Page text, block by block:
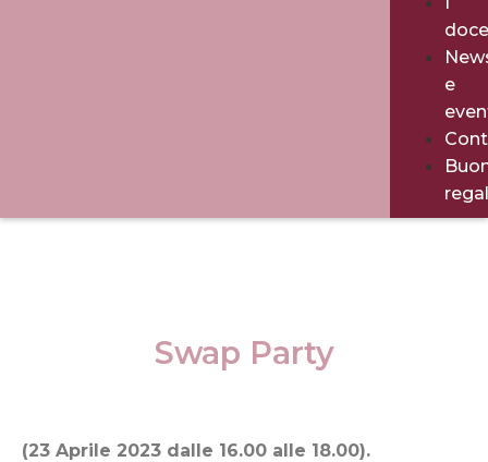
e
Swap Party
(23 Aprile 2023 dalle 16.00 alle 18.00).